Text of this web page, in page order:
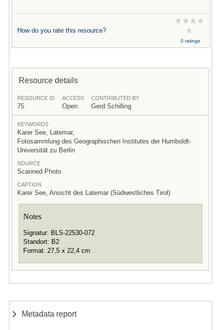
How do you rate this resource?
0 ratings
Resource details
RESOURCE ID
75
ACCESS
Open
CONTRIBUTED BY
Gerd Schilling
KEYWORDS
Karer See, Latemar,
Fotosammlung des Geographischen Institutes der Humboldt-
Universität zu Berlin
SOURCE
Scanned Photo
CAPTION
Karer See, Ansicht des Latemar (Südwestliches Tirol)
Notes
Signatur: BLS-22530-072
Standort: B2
Format: 27,5 x 22,4 cm
Metadata report